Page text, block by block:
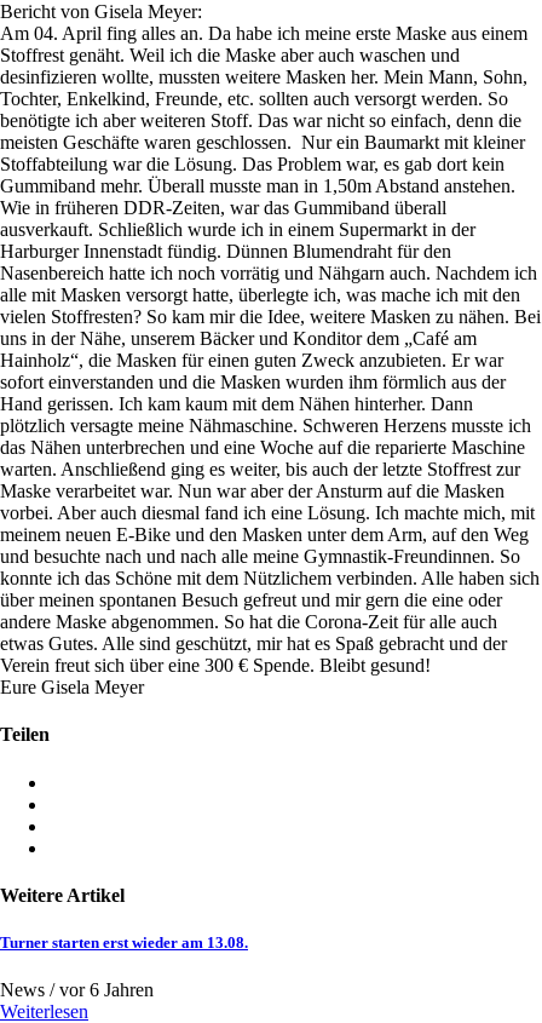
Bericht von Gisela Meyer:
Am 04. April fing alles an. Da habe ich meine erste Maske aus einem
Stoffrest genäht. Weil ich die Maske aber auch waschen und
desinfizieren wollte, mussten weitere Masken her. Mein Mann, Sohn,
Tochter, Enkelkind, Freunde, etc. sollten auch versorgt werden. So
benötigte ich aber weiteren Stoff. Das war nicht so einfach, denn die
meisten Geschäfte waren geschlossen. Nur ein Baumarkt mit kleiner
Stoffabteilung war die Lösung. Das Problem war, es gab dort kein
Gummiband mehr. Überall musste man in 1,50m Abstand anstehen.
Wie in früheren DDR-Zeiten, war das Gummiband überall
ausverkauft. Schließlich wurde ich in einem Supermarkt in der
Harburger Innenstadt fündig. Dünnen Blumendraht für den
Nasenbereich hatte ich noch vorrätig und Nähgarn auch. Nachdem ich
alle mit Masken versorgt hatte, überlegte ich, was mache ich mit den
vielen Stoffresten? So kam mir die Idee, weitere Masken zu nähen. Bei
uns in der Nähe, unserem Bäcker und Konditor dem „Café am
Hainholz“, die Masken für einen guten Zweck anzubieten. Er war
sofort einverstanden und die Masken wurden ihm förmlich aus der
Hand gerissen. Ich kam kaum mit dem Nähen hinterher. Dann
plötzlich versagte meine Nähmaschine. Schweren Herzens musste ich
das Nähen unterbrechen und eine Woche auf die reparierte Maschine
warten. Anschließend ging es weiter, bis auch der letzte Stoffrest zur
Maske verarbeitet war. Nun war aber der Ansturm auf die Masken
vorbei. Aber auch diesmal fand ich eine Lösung. Ich machte mich, mit
meinem neuen E-Bike und den Masken unter dem Arm, auf den Weg
und besuchte nach und nach alle meine Gymnastik-Freundinnen. So
konnte ich das Schöne mit dem Nützlichem verbinden. Alle haben sich
über meinen spontanen Besuch gefreut und mir gern die eine oder
andere Maske abgenommen. So hat die Corona-Zeit für alle auch
etwas Gutes. Alle sind geschützt, mir hat es Spaß gebracht und der
Verein freut sich über eine 300 € Spende. Bleibt gesund!
Eure Gisela Meyer
Teilen
Weitere Artikel
Turner starten erst wieder am 13.08.
News /vor 6 Jahren
Weiterlesen